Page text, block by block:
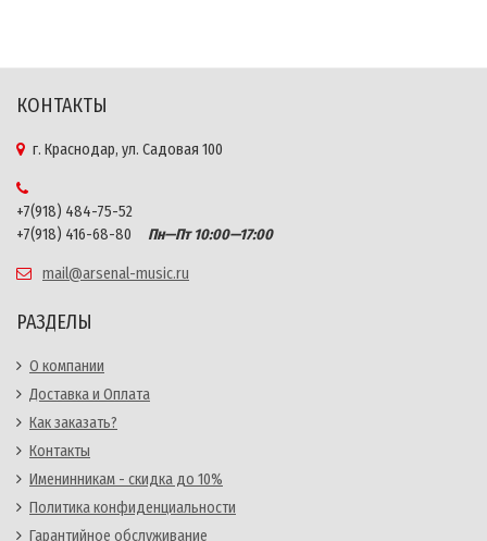
КОНТАКТЫ
г. Краснодар, ул. Садовая 100
+7(918) 484-75-52
+7(918) 416-68-80
Пн—Пт 10:00—17:00
mail@arsenal-music.ru
РАЗДЕЛЫ
О компании
Доставка и Оплата
Как заказать?
Контакты
Именинникам - скидка до 10%
Политика конфиденциальности
Гарантийное обслуживание